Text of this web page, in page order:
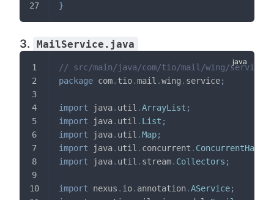
}
3. MailService.java
// src/main/java/com/tio/mail/wing/service/
package com. tio.mail .wing . service;
import java. util .ArrayList ;
import
java. util . List ;
import
java. util .Map;
import
java. util . concurrent .
import
java. util . stream. Collectors ;
import nexus . io. annotation.AService;